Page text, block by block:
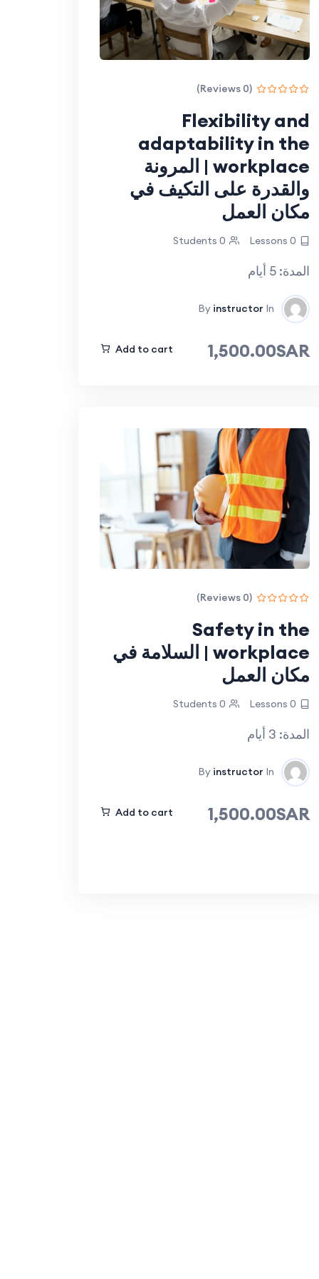
(0 Reviews)
Flexibility and
adaptability in the
workplace | المرونة
والقدرة على التكيف في
مكان العمل
0 Lessons
0 Students
المدة: 5 أيام
By instructor In
1,500.00SAR
Add to cart
(0 Reviews)
Safety in the
workplace | السلامة في
مكان العمل
0 Lessons
0 Students
المدة: 3 أيام
By instructor In
1,500.00SAR
Add to cart